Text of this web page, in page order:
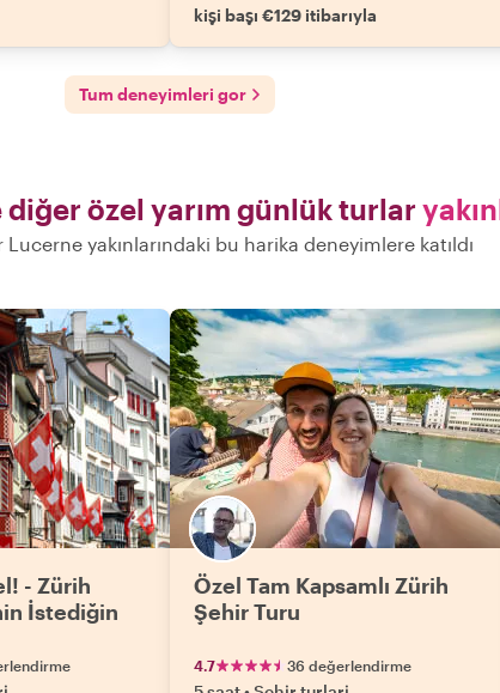
kişi başı €129 itibarıyla
Tum deneyimleri gor
özel yarım günlük turlar
yakınlarındaki bu harika deneyimlere katıldı
- Zürih
İstediğin
Özel Tam Kapsamlı Zürih
Şehir Turu
4.7 36 değerlendirme